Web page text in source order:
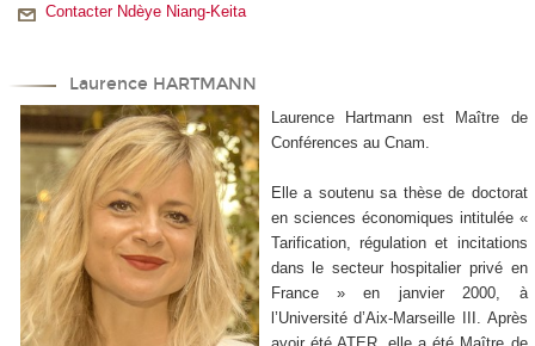
Contacter Ndèye Niang-Keita
Laurence HARTMANN
Laurence Hartmann est Maître de
Conférences au Cnam.
Elle a soutenu sa thèse de doctorat
en sciences économiques intitulée «
Tarification, régulation et incitations
dans le secteur hospitalier privé en
France » en janvier 2000, à
l’Université d’Aix-Marseille III. Après